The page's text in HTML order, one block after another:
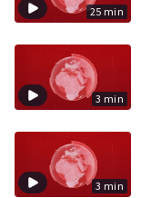
25 min
3 min
3 min